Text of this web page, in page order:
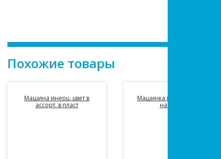
Похожие товары
Машина инерц. цвет в
ассорт. в пласт
Машинка инерционная
на батар